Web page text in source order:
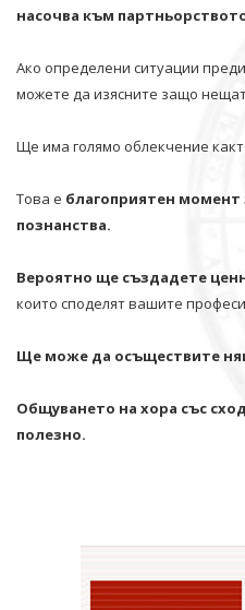
насочва към
Ако определени ситуации
можете да изясните защо
Ще има голямо облекчение
Това е благоприятен момент
познанства.
Вероятно ще създадете
които споделят вашите
Ще може да осъществите
Общуването на хора със
полезно.